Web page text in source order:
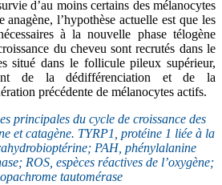
d’au moins certains des mélanocytes
anagène, l’hypothèse actuelle est que les
à la nouvelle phase télogène
du cheveu sont recrutés dans le
situé dans le follicule pileux supérieur,
de la dédifférenciation et de la
précédente de mélanocytes actifs.
principales du cycle de croissance des
et catagène. TYRP1, protéine 1 liée à la
PAH, phénylalanine
ROS, espèces réactives de l’oxygène;
tautomérase